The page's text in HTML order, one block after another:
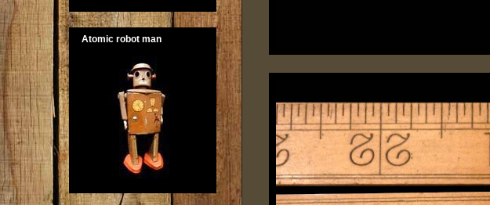
Atomic robot man